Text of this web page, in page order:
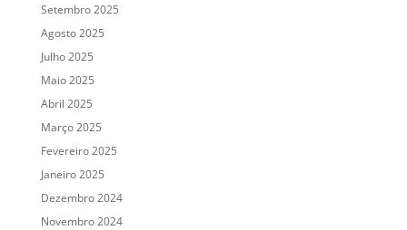
Setembro 2025
Agosto 2025
Julho 2025
Maio 2025
Abril 2025
Março 2025
Fevereiro 2025
Janeiro 2025
Dezembro 2024
Novembro 2024